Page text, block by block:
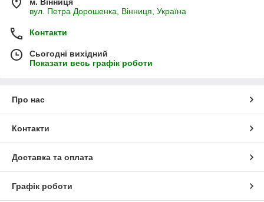
вул. Петра Дорошенка, Вінниця, Україна
Контакти
Сьогодні вихідний
Показати весь графік роботи
Про нас
Контакти
Доставка та оплата
Графік роботи